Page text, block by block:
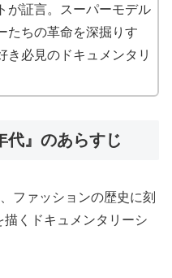
が証言。スーパーモデル
たちの革命を深掘りす
き必見のドキュメンタリ
代』のあらすじ
ファッションの歴史に刻
くドキュメンタリーシ